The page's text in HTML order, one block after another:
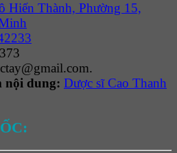
Hiến Thành, Phường 15,
nội dung: Dược sĩ Cao Thanh